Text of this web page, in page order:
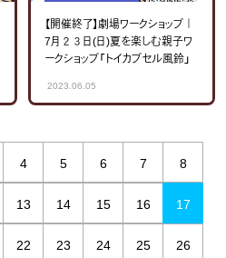
【開催終了】劇場ワークショップ｜
7月２３日(日)夏を楽しむ親子ワ
ークショップ「トイカプセル風鈴」
2023.06.05
4 5 6 7 8
13 14 15 16 17
22 23 24 25 26